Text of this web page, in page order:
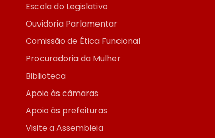
Escola do Legislativo
Ouvidoria Parlamentar
Comissão de Ética Funcional
Procuradoria da Mulher
Biblioteca
Apoio às câmaras
Apoio às prefeituras
Visite a Assembleia